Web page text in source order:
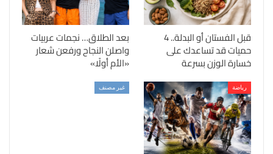
قبل الفستان أو البدلة.. 4
حميات قد تساعدك على
خسارة الوزن بسرعة
بعد الطلاق… نجمات عربيات
واصلن النجاح ورفعن شعار
«الأم أولًا»
رياضة غير مصنف